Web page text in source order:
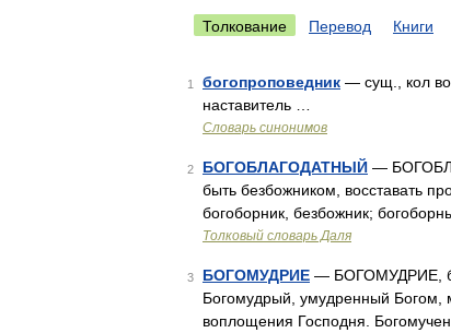
Толкование Перевод Книги
1 богопроповедник — сущ., кол во
наставитель …
Словарь синонимов
2 БОГОБЛАГОДАТНЫЙ —
быть безбожником, восставать
богоборник, безбожник;
Толковый словарь Даля
3 БОГОМУДРИЕ — БОГОМУДРИЕ,
Богомудрый, умудренный Богом,
воплощения Господня.